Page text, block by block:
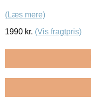
(Læs mere)
1990 kr. (Vis fragtpris)